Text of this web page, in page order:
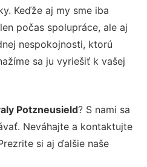
Keďže aj my sme iba
počas spolupráce, ale aj
nespokojnosti, ktorú
sa ju vyriešiť k vašej
Potzneusield? S nami sa
Neváhajte a kontaktujte
si aj ďalšie naše